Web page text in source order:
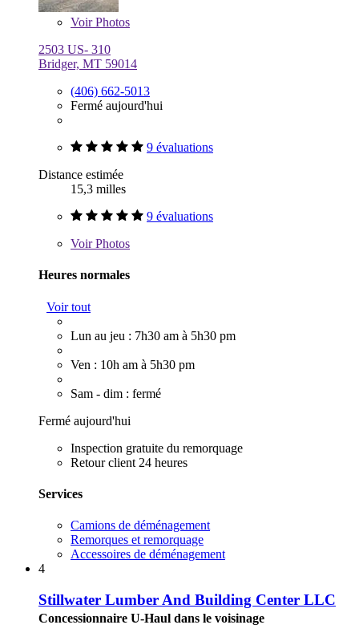
VoirPhotos
2503 US- 310
Bridger, MT 59014
(406) 662-5013
Fermé aujourd'hui
9 évaluations
Distance estimée
15,3 milles
9 évaluations
VoirPhotos
Heures normales
Voir tout
Lun au jeu : 7h30 am à 5h30 pm
Ven : 10h am à 5h30 pm
Sam - dim : fermé
Fermé aujourd'hui
Inspection gratuite du remorquage
Retour client 24 heures
Services
Camions de déménagement
Remorques et remorquage
Accessoires de déménagement
4
Stillwater Lumber And Building Center LLC
Concessionnaire U-Haul dans le voisinage